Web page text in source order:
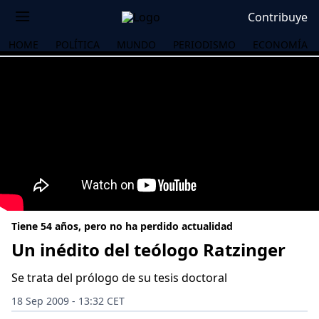
Contribuye
HOME POLÍTICA MUNDO PERIODISMO ECONOMÍA
Tiene 54 años, pero no ha perdido actualidad
Un inédito del teólogo Ratzinger
Se trata del prólogo de su tesis doctoral
18 Sep 2009 - 13:32 CET